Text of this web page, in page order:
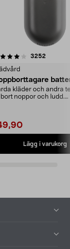
3252
kläder och andra
noppor och ludd.
Lägg i varukorg
4.5av 5 stjärnor